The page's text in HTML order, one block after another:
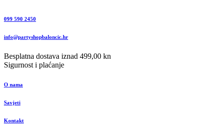
099 590 2450
info@partyshopbaloncic.hr
Besplatna dostava iznad 499,00 kn
Sigurnost i plaćanje
O nama
Savjeti
Kontakt